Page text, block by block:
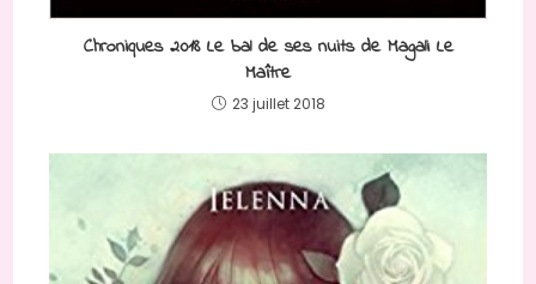
Chroniques 2018 Le bal de ses nuits de Magali Le
Maître
23 juillet 2018